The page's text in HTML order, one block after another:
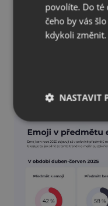
předmětů
shopů. Ukazuje to,
mailingu zakořenil.
opravdu emoji
rutina bez efektu?
se podívali na jejich
povolíte. Do té
čeho by vás
kdykoli
NASTAVIT
Nezbytné